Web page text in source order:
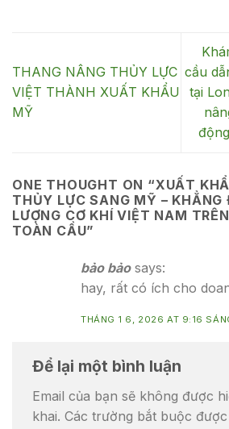
THANG NÂNG THỦY LỰC
VIỆT THÀNH XUẤT KHẨU
MỸ
cầu
tại
ONE THOUGHT ON “XUẤT
THỦY LỰC SANG MỸ –
LƯỢNG CƠ KHÍ VIỆT NAM
TOÀN CẦU”
bảo bảo says:
hay, rất có ích cho
THÁNG 1 6, 2026 AT 9:16
Để lại một bình luận
Email của bạn sẽ không được
khai. Các trường bắt buộc